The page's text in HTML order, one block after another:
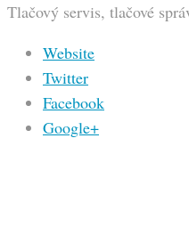
Tlačový servis, tlačové
Website
Twitter
Facebook
Google+